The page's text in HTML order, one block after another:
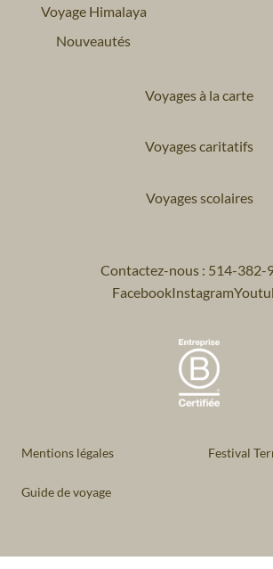
Voyage Himalaya
Nouveautés
Voyages à la carte
Voyages caritatifs
Voyages scolaires
Contactez-nous : 514-382-
FacebookInstagram
Mentions légales Festival
Guide de voyage